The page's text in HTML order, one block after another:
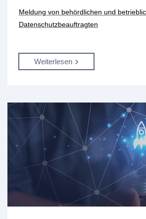
Meldung von behördlichen und
Datenschutzbeauftragten
Weiterlesen